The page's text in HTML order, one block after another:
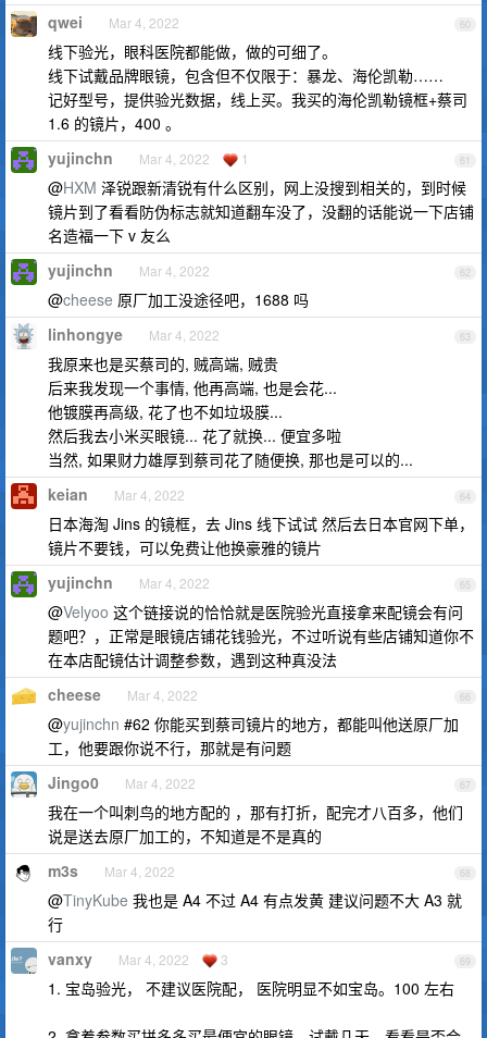
60
qwei Mar 4, 2022
线下验光，眼科医院都能做，做的可细了。
线下试戴品牌眼镜，包含但不仅限于：暴龙、海伦凯勒……
记好型号，提供验光数据，线上买。我买的海伦凯勒镜框+蔡司
1.6 的镜片，400 。
61
yujinchn Mar 4, 2022 1
@HXM 泽锐跟新清锐有什么区别，网上没搜到相关的，到时候
镜片到了看看防伪标志就知道翻车没了，没翻的话能说一下店铺
名造福一下 v 友么
62
yujinchn Mar 4, 2022
@cheese 原厂加工没途径吧，1688 吗
63
linhongye Mar 4, 2022
我原来也是买蔡司的, 贼高端, 贼贵
后来我发现一个事情, 他再高端, 也是会花...
他镀膜再高级, 花了也不如垃圾膜...
然后我去小米买眼镜... 花了就换... 便宜多啦
当然, 如果财力雄厚到蔡司花了随便换, 那也是可以的...
64
keian Mar 4, 2022
日本海淘 Jins 的镜框，去 Jins 线下试试 然后去日本官网下单，
镜片不要钱，可以免费让他换豪雅的镜片
65
yujinchn Mar 4, 2022
@Velyoo 这个链接说的恰恰就是医院验光直接拿来配镜会有问
题吧？，正常是眼镜店铺花钱验光，不过听说有些店铺知道你不
在本店配镜估计调整参数，遇到这种真没法
66
cheese Mar 4, 2022
@yujinchn #62 你能买到蔡司镜片的地方，都能叫他送原厂加
工，他要跟你说不行，那就是有问题
67
Jingo0 Mar 4, 2022
我在一个叫刺鸟的地方配的 ，那有打折，配完才八百多，他们
说是送去原厂加工的，不知道是不是真的
68
m3s Mar 4, 2022
@TinyKube 我也是 A4 不过 A4 有点发黄 建议问题不大 A3 就
行
69
vanxy Mar 4, 2022 3
1. 宝岛验光， 不建议医院配， 医院明显不如宝岛。100 左右